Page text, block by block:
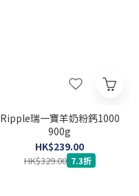
Ripple瑞一寶羊奶粉鈣1000
900g
HK$239.00
HK$329.00 7.3折